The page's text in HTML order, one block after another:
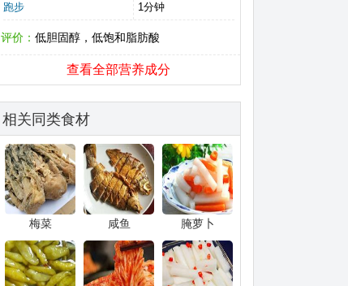
跑步 1分钟
评价： 低胆固醇，低饱和脂肪酸
查看全部营养成分
相关同类食材
梅菜 咸鱼 腌萝卜